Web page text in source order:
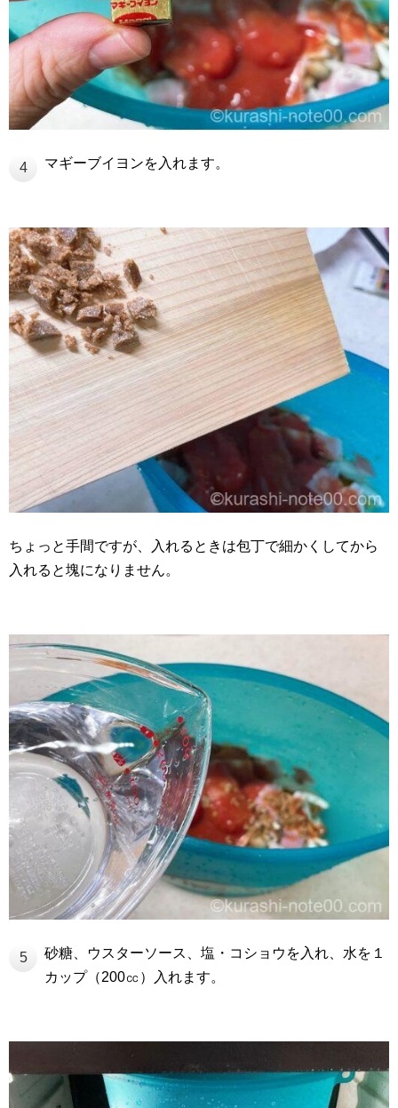
4 マギーブイヨンを入れます。
ちょっと手間ですが、入れるときは包丁で細かくしてから
入れると塊になりません。
5
砂糖、ウスターソース、塩・コショウを入れ、水を１
カップ（200㏄）入れます。